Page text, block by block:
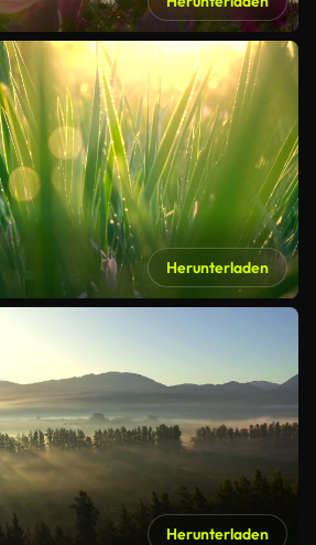
Herunterladen
Herunterladen